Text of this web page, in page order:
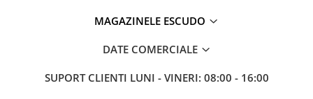
MAGAZINELE ESCUDO
DATE COMERCIALE
SUPORT CLIENTI LUNI - VINERI: 08:00 - 16:00